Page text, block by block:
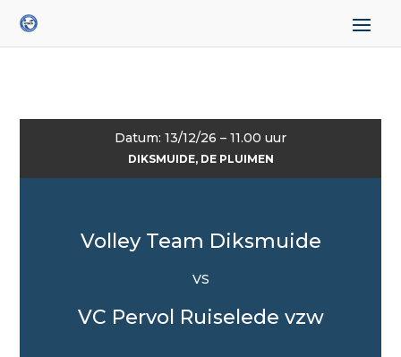
Datum: 13/12/26 – 11.00 uur
DIKSMUIDE, DE PLUIMEN
Volley Team Diksmuide
VS
VC Pervol Ruiselede vzw